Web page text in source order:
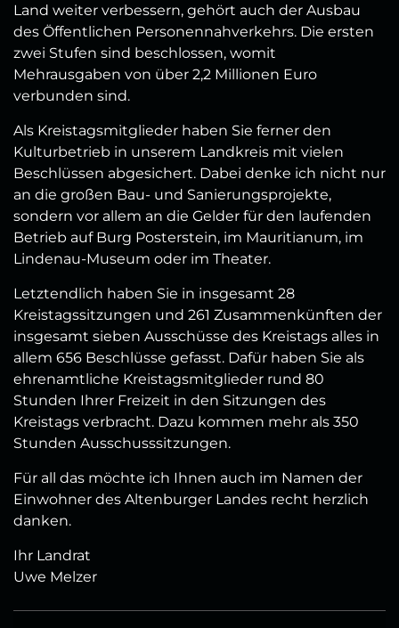
Land weiter verbessern, gehört auch der Ausbau
des Öffentlichen Personennahverkehrs. Die ersten
zwei Stufen sind beschlossen, womit
Mehrausgaben von über 2,2 Millionen Euro
verbunden sind.
Als Kreistagsmitglieder haben Sie ferner den
Kulturbetrieb in unserem Landkreis mit vielen
Beschlüssen abgesichert. Dabei denke ich nicht nur
an die großen Bau- und Sanierungsprojekte,
sondern vor allem an die Gelder für den laufenden
Betrieb auf Burg Posterstein, im Mauritianum, im
Lindenau-Museum oder im Theater.
Letztendlich haben Sie in insgesamt 28
Kreistagssitzungen und 261 Zusammenkünften der
insgesamt sieben Ausschüsse des Kreistags alles in
allem 656 Beschlüsse gefasst. Dafür haben Sie als
ehrenamtliche Kreistagsmitglieder rund 80
Stunden Ihrer Freizeit in den Sitzungen des
Kreistags verbracht. Dazu kommen mehr als 350
Stunden Ausschusssitzungen.
Für all das möchte ich Ihnen auch im Namen der
Einwohner des Altenburger Landes recht herzlich
danken.
Ihr Landrat
Uwe Melzer